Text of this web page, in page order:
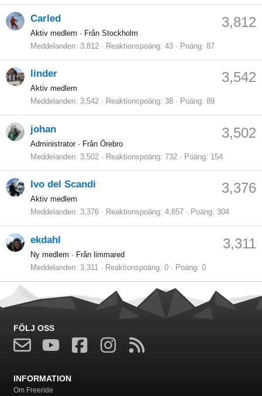
3,812
Carled
Aktiv medlem · Från Stockholm
Meddelanden 3,812 Reaktionspoäng 43 Poäng 87
3,542
linder
Aktiv medlem
Meddelanden 3,542 Reaktionspoäng 38 Poäng 89
3,502
johan
Administrator · Från Örebro
Meddelanden 3,502 Reaktionspoäng 732 Poäng 154
3,376
Ivo del Scandi
Aktiv medlem
Meddelanden 3,376 Reaktionspoäng 4,857 Poäng 304
3,311
ekdahl
Ny medlem · Från limmared
Meddelanden 3,311 Reaktionspoäng 0 Poäng 0
FÖLJ OSS
INFORMATION
Om Freeride